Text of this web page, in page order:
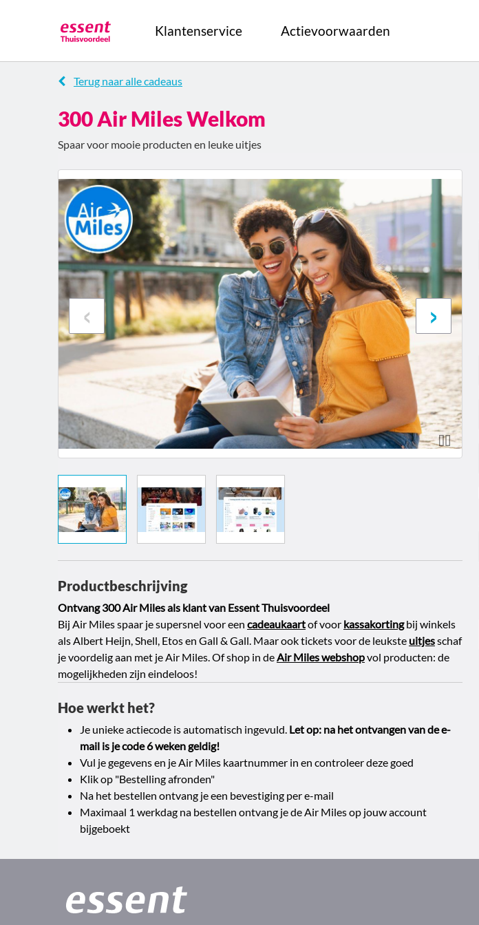
Klantenservice Actievoorwaarden
Terug naar alle cadeaus
300 Air Miles Welkom
Spaar voor mooie producten en leuke uitjes
‹ ›
Productbeschrijving
Ontvang 300 Air Miles als klant van Essent Thuisvoordeel
Bij Air Miles spaar je supersnel voor een cadeaukaartof voor kassakortingbij winkels
als Albert Heijn, Shell, Etos en Gall & Gall. Maar ook tickets voor de leukste uitjesschaf
je voordelig aan met je Air Miles. Of shop in deAir Miles webshopvol producten: de
mogelijkheden zijn eindeloos!
Hoe werkt het?
Je unieke actiecode is automatisch ingevuld. Let op: na het ontvangen van de e-
mail is je code 6 weken geldig!
Vul je gegevens en je Air Miles kaartnummer in en controleer deze goed
Klik op "Bestelling afronden"
Na het bestellen ontvang je een bevestiging per e-mail
Maximaal 1 werkdag na bestellen ontvang je de Air Miles op jouw account
bijgeboekt